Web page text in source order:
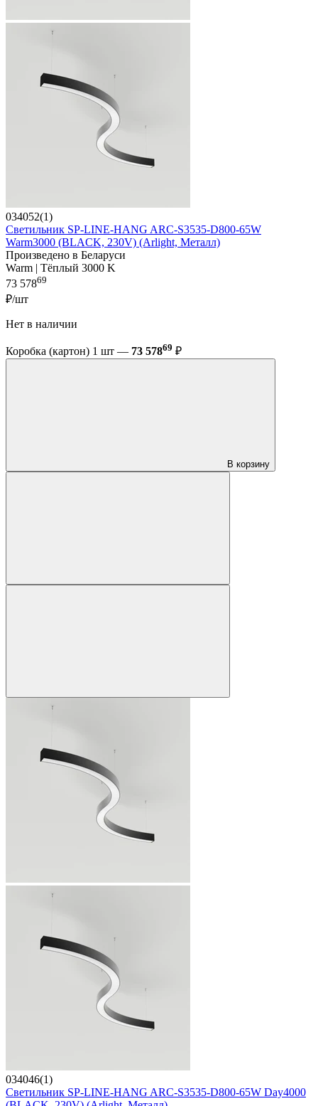
034052(1)
Светильник SP-LINE-HANG ARC-S3535-D800-65W
Warm3000 (BLACK, 230V) (Arlight, Металл)
Произведено в Беларуси
Warm | Тёплый 3000 K
73 57869
₽/шт
Нет в наличии
Коробка (картон) 1 шт — 73 57869 ₽
В корзину
034046(1)
Светильник SP-LINE-HANG ARC-S3535-D800-65W Day4000